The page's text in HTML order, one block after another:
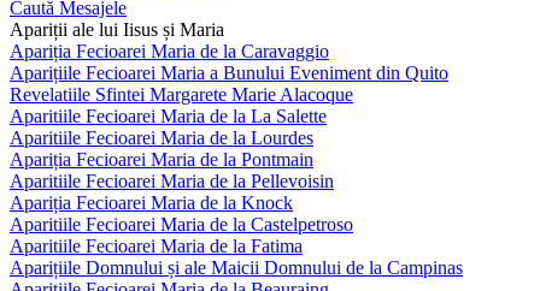
Caută Mesajele
Apariții ale lui Iisus și Maria
Apariția Fecioarei Maria de la Caravaggio
Aparițiile Fecioarei Maria a Bunului Eveniment din Quito
Revelatiile Sfintei Margarete Marie Alacoque
Aparitiile Fecioarei Maria de la La Salette
Aparitiile Fecioarei Maria de la Lourdes
Apariția Fecioarei Maria de la Pontmain
Aparitiile Fecioarei Maria de la Pellevoisin
Apariția Fecioarei Maria de la Knock
Aparitiile Fecioarei Maria de la Castelpetroso
Aparitiile Fecioarei Maria de la Fatima
Aparițiile Domnului și ale Maicii Domnului de la Campinas